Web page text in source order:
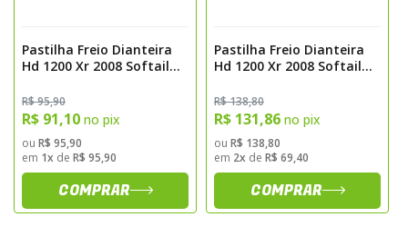
Pastilha Freio Dianteira
Hd 1200 Xr 2008 Softail
Fj2820c
R$ 95,90
R$ 91,10 no pix
ou R$ 95,90
em 1x de R$ 95,90
COMPRAR
Pastilha Freio Dianteira
Hd 1200 Xr 2008 Softail
Sinterizada Fischer
Fj2820pc
R$ 138,80
R$ 131,86 no pix
ou R$ 138,80
em 2x de R$ 69,40
COMPRAR